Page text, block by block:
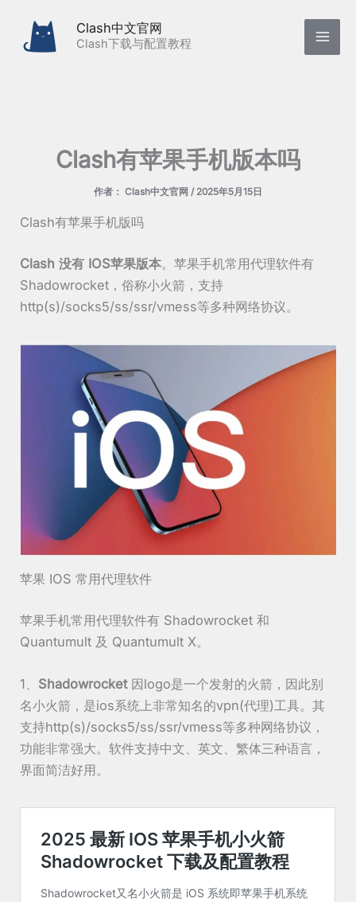
Clash中文官网
Clash下载与配置教程
Clash有苹果手机版本吗
作者： Clash中文官网 / 2025年5月15日
Clash有苹果手机版吗
Clash 没有 IOS苹果版本。苹果手机常用代理软件有
Shadowrocket，俗称小火箭，支持
http(s)/socks5/ss/ssr/vmess等多种网络协议。
苹果 IOS 常用代理软件
苹果手机常用代理软件有 Shadowrocket 和
Quantumult 及 Quantumult X。
1、 Shadowrocket因logo是一个发射的火箭，因此别
名小火箭，是ios系统上非常知名的vpn(代理)工具。其
支持http(s)/socks5/ss/ssr/vmess等多种网络协议，
功能非常强大。软件支持中文、英文、繁体三种语言，
界面简洁好用。